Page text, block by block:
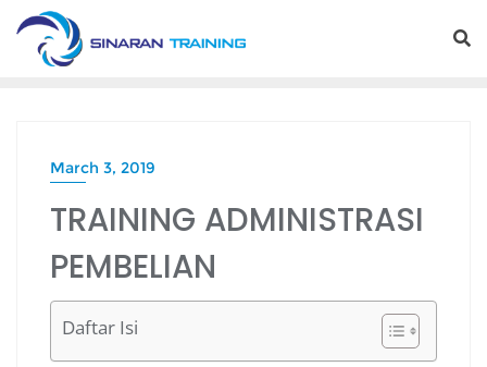
Skip
content
March 3, 2019
TRAINING ADMINISTRASI
PEMBELIAN
Daftar Isi